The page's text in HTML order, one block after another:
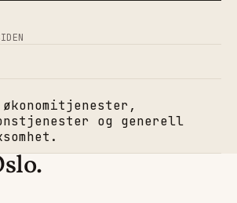
økonomitjenester,
og generell